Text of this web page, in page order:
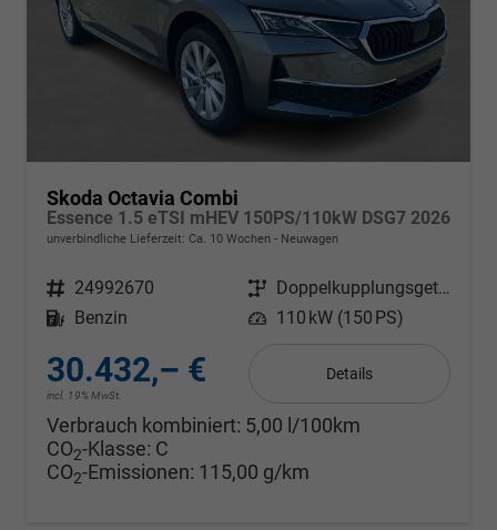
Skoda Octavia Combi
Essence 1.5 eTSI mHEV 150PS/110kW DSG7 2026
unverbindliche Lieferzeit: Ca. 10 Wochen Neuwagen
Fahrzeugnr. 24992670 Getriebe
Doppelkupplungsgetriebe (DSG)
Kraftstoff
Benzin Leistung 110 kW (150 PS)
30.432,– €
incl. 19% MwSt.
Details
Verbrauch kombiniert: 5,00 l/100km
CO2-Klasse: C
CO2-Emissionen: 115,00 g/km